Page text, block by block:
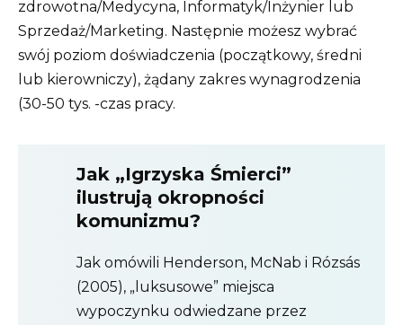
zdrowotna/Medycyna, Informatyk/Inżynier lub
Sprzedaż/Marketing. Następnie możesz wybrać
swój poziom doświadczenia (początkowy, średni
lub kierowniczy), żądany zakres wynagrodzenia
(30-50 tys. -czas pracy.
Jak „Igrzyska Śmierci”
ilustrują okropności
komunizmu?
Jak omówili Henderson, McNab i Rózsás
(2005), „luksusowe” miejsca
wypoczynku odwiedzane przez